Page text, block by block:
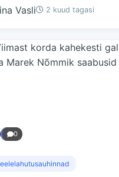
Vasli 2 kuud tagasi
0